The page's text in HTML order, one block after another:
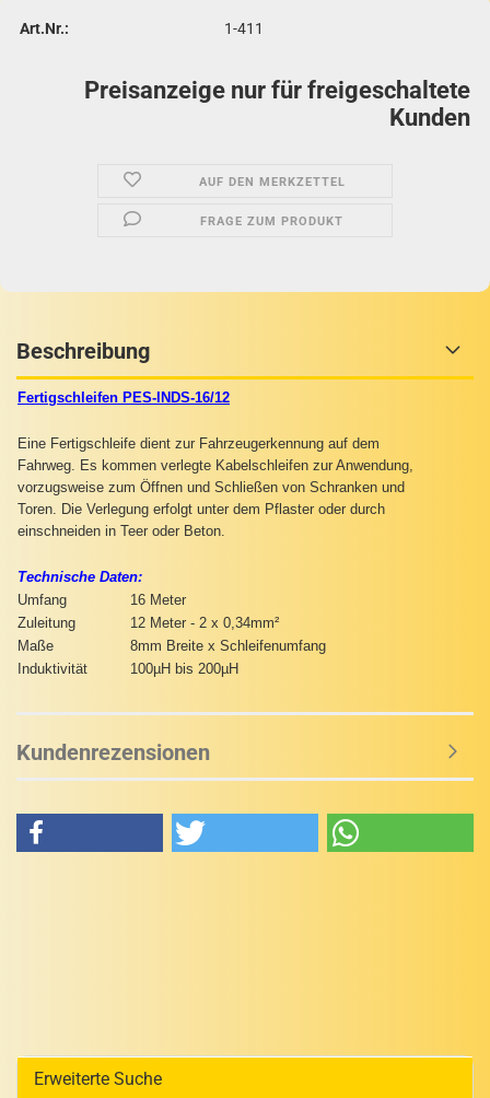
Art.Nr.: 1-411
Preisanzeige nur für freigeschaltete
Kunden
AUF DEN MERKZETTEL
FRAGE ZUM PRODUKT
Beschreibung
Fertigschleifen PES-INDS-16/12
Eine Fertigschleife dient zur Fahrzeugerkennung auf dem
Fahrweg. Es kommen verlegte Kabelschleifen zur Anwendung,
vorzugsweise zum Öffnen und Schließen von Schranken und
Toren. Die Verlegung erfolgt unter dem Pflaster oder durch
einschneiden in Teer oder Beton.
Technische Daten:
Umfang
16 Meter
Zuleitung
12 Meter - 2 x 0,34mm²
Maße
8mm Breite x Schleifenumfang
Induktivität
100µH bis 200µH
Kundenrezensionen
Erweiterte Suche